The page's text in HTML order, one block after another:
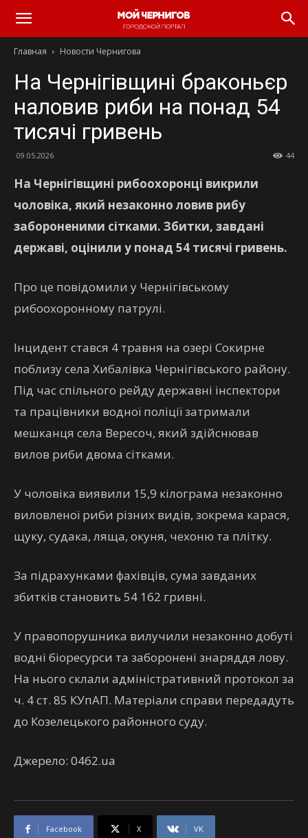
Главная Новости Чернигова
На Чернігівщині браконьєр
наловив риби на понад 54
тисячі гривень
09.05.2026 44
На Чернігівщині рибоохоронці викрили
чоловіка, який незаконно ловив рибу
забороненими сітками. Збитки, завдані
державі, оцінили у понад 54 тисячі гривень.
Про це повідомили у Чернігівському
рибоохоронному патрулі.
Інцидент стався 4 травня на озері Сокирне
поблизу села Хибалівка Чернігівського району.
Під час спільного рейду державні інспектори
та працівники водної поліції затримали
мешканця села Вересоч, який здійснював
вилов риби двома сітками.
У чоловіка виявили 15,9 кілограма незаконно
виловленої риби різних видів, зокрема карася,
щуку, судака, ляща, окуня, чехоню та плітку.
За підрахунками фахівців, сума завданих
збитків становить 54 162 гривні.
У правопорушника вилучили незаконно добуті
водні біоресурси та заборонені знаряддя лову.
На нього склали адміністративний протокол за
ч. 4 ст. 85 КУпАП. Матеріали справи передадуть
до Козелецького районного суду.
Джерело: 0462.ua
Facebook X VK